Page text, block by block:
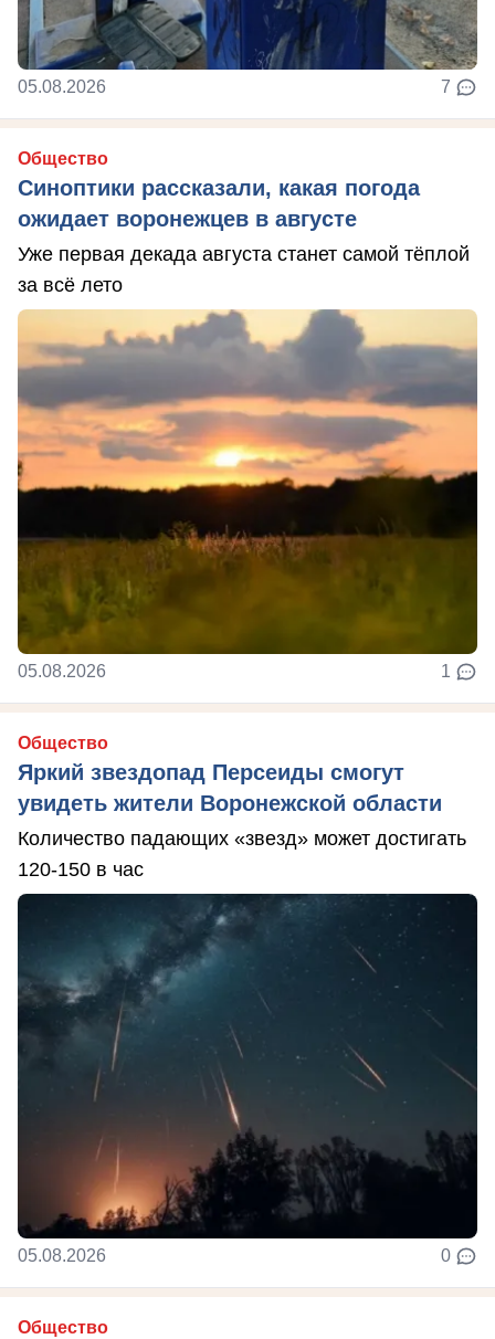
05.08.2026 7
Общество
Синоптики рассказали, какая погода
ожидает воронежцев в августе
Уже первая декада августа станет самой тёплой
за всё лето
05.08.2026 1
Общество
Яркий звездопад Персеиды смогут
увидеть жители Воронежской области
Количество падающих «звезд» может достигать
120-150 в час
05.08.2026 0
Общество